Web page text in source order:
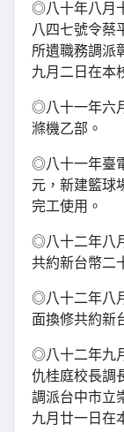
◎八十年八月
八四七號令蔡
所遺職務調派
九月二日在本
◎八十一年六
滌機乙部。
◎八十一年臺
元，新建籃球
完工使用。
◎八十二年八
共約新台幣二
◎八十二年八
面換修共約新
◎八十二年九
仇桂庭校長調
調派台中市立
九月廿一日在